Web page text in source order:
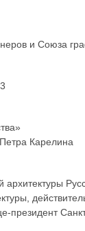
и Союза
Карелина